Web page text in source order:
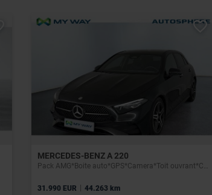
MERCEDES-BENZ A 220
31.990 EUR | 44.263 km